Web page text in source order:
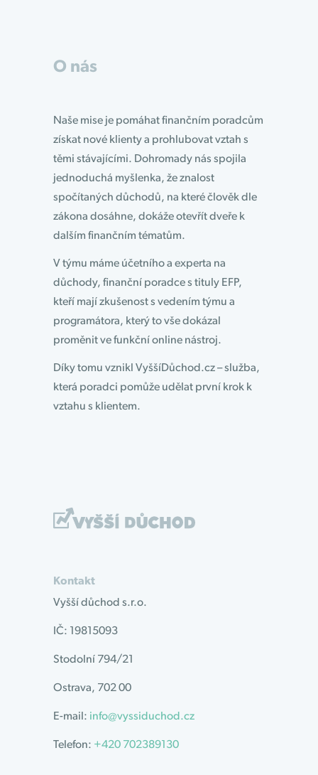
Kontakt
Vyšší důchod s.r.o.
IČ: 19815093
Stodolní 794/21
Ostrava, 702 00
E-mail: info@vyssiduchod.cz
Telefon: +420 702389130
O nás
Naše mise je pomáhat finančním poradcům
získat nové klienty a prohlubovat vztah s
těmi stávajícími. Dohromady nás spojila
jednoduchá myšlenka, že znalost
spočítaných důchodů, na které člověk dle
zákona dosáhne, dokáže otevřít dveře k
dalším finančním tématům.
V týmu máme účetního a experta na
důchody, finanční poradce s tituly EFP,
kteří mají zkušenost s vedením týmu a
programátora, který to vše dokázal
proměnit ve funkční online nástroj.
Díky tomu vznikl VyššíDůchod.cz – služba,
která poradci pomůže udělat první krok k
vztahu s klientem.